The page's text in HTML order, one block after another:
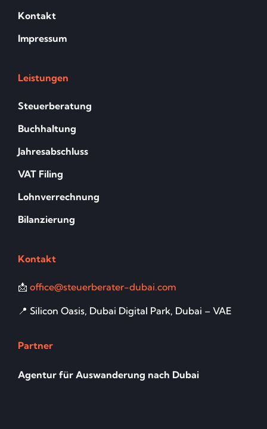
Kontakt
Impressum
Leistungen
Steuerberatung
Buchhaltung
Jahresabschluss
VAT Filing
Lohnverrechnung
Bilanzierung
Kontakt
📩 office@steuerberater-dubai.com
📍 Silicon Oasis, Dubai Digital Park, Dubai – VAE
Partner
Agentur für Auswanderung nach Dubai